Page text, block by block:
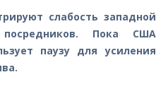
слабость западной
Пока США
паузу для усиления